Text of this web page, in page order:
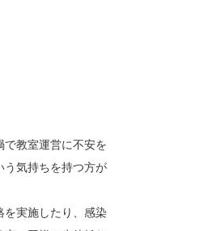
教室運営に不安を
う気持ちを持つ方が
実施したり、感染